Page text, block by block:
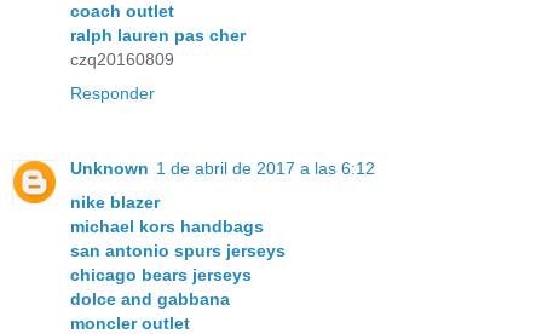
coach outlet
ralph lauren pas cher
czq20160809
Responder
Unknown 1 de abril de 2017 a las 6:12
nike blazer
michael kors handbags
san antonio spurs jerseys
chicago bears jerseys
dolce and gabbana
moncler outlet